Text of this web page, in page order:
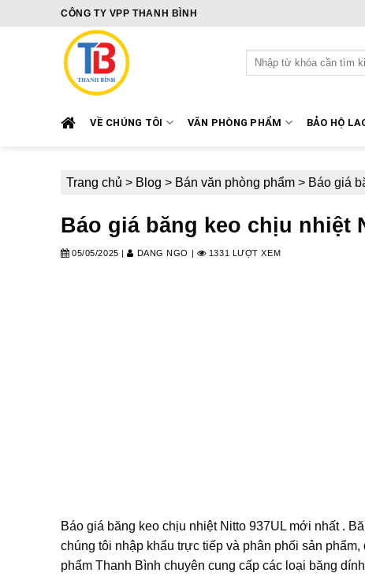
CÔNG TY VPP THANH BÌNH
Tìm
kiếm:
VỀ CHÚNG TÔI VĂN PHÒNG PHẨM BẢO HỘ
Trang chủ > Blog > Bán văn phòng phẩm > Báo giá
Báo giá băng keo chịu nhiệt
05/05/2025 | DANG NGO 1331 LƯỢT XEM
Báo giá băng keo chịu nhiệt Nitto 937UL mới nhất .
chúng tôi nhập khẩu trực tiếp và phân phối sản
phẩm Thanh Bình chuyên cung cấp các loại băng